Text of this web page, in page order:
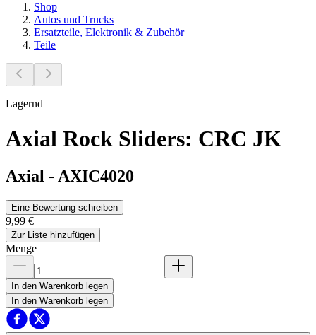
Shop
Autos und Trucks
Ersatzteile, Elektronik & Zubehör
Teile
Lagernd
Axial Rock Sliders: CRC JK
Axial - AXIC4020
Eine Bewertung schreiben
9,99 €
Zur Liste hinzufügen
Menge
In den Warenkorb legen
In den Warenkorb legen